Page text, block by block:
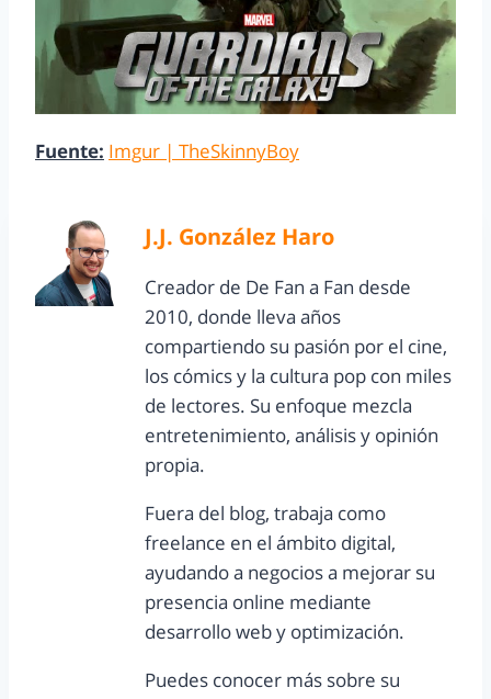
Fuente: Imgur | TheSkinnyBoy
J.J. González Haro
Creador de De Fan a Fan desde
2010, donde lleva años
compartiendo su pasión por el cine,
los cómics y la cultura pop con miles
de lectores. Su enfoque mezcla
entretenimiento, análisis y opinión
propia.
Fuera del blog, trabaja como
freelance en el ámbito digital,
ayudando a negocios a mejorar su
presencia online mediante
desarrollo web y optimización.
Puedes conocer más sobre su